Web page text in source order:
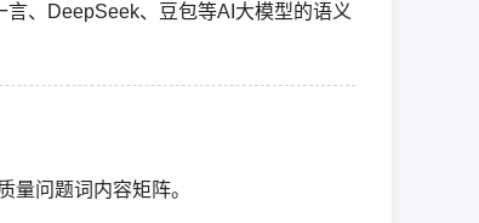
、DeepSeek、豆包等AI大模型的语义
量问题词内容矩阵。